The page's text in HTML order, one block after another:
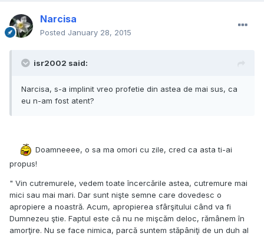
Narcisa
Posted January 28, 2015
isr2002 said:
Narcisa, s-a implinit vreo profetie din astea de mai sus, ca
eu n-am fost atent?
Doamneeee, o sa ma omori cu zile, cred ca asta ti-ai
propus!
" Vin cutremurele, vedem toate încercările astea, cutremure mai
mici sau mai mari. Dar sunt nişte semne care dovedesc o
apropiere a noastră. Acum, apropierea sfârşitului când va fi
Dumnezeu ştie. Faptul este că nu ne mişcăm deloc, rămânem în
amorţire. Nu se face nimica, parcă suntem stăpâniţi de un duh al